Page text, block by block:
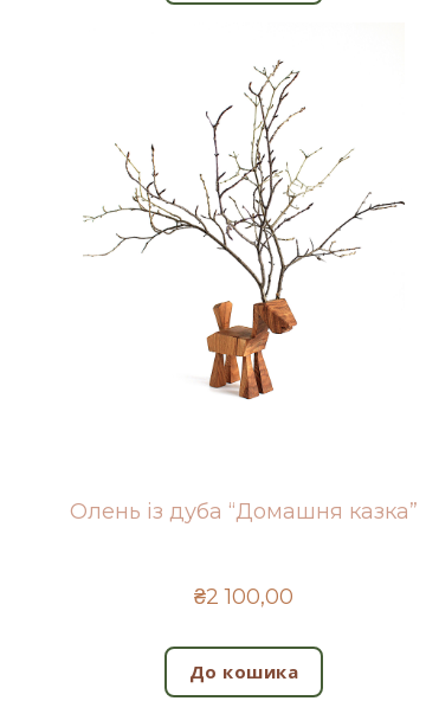
Олень із дуба “Домашня казка”
₴2 100,00
До кошика